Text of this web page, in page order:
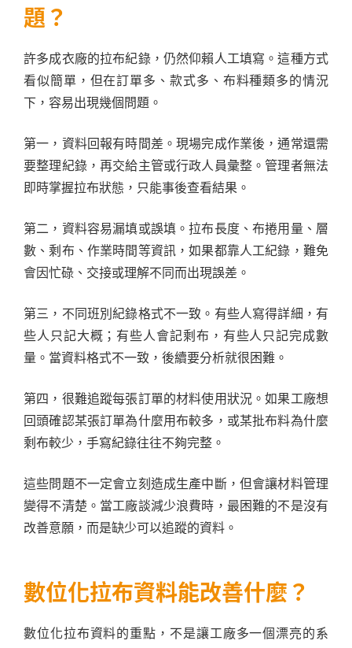
題？
許多成衣廠的拉布紀錄，仍然仰賴人工填寫。這種方式
看似簡單，但在訂單多、款式多、布料種類多的情況
下，容易出現幾個問題。
第一，資料回報有時間差。現場完成作業後，通常還需
要整理紀錄，再交給主管或行政人員彙整。管理者無法
即時掌握拉布狀態，只能事後查看結果。
第二，資料容易漏填或誤填。拉布長度、布捲用量、層
數、剩布、作業時間等資訊，如果都靠人工紀錄，難免
會因忙碌、交接或理解不同而出現誤差。
第三，不同班別紀錄格式不一致。有些人寫得詳細，有
些人只記大概；有些人會記剩布，有些人只記完成數
量。當資料格式不一致，後續要分析就很困難。
第四，很難追蹤每張訂單的材料使用狀況。如果工廠想
回頭確認某張訂單為什麼用布較多，或某批布料為什麼
剩布較少，手寫紀錄往往不夠完整。
這些問題不一定會立刻造成生產中斷，但會讓材料管理
變得不清楚。當工廠談減少浪費時，最困難的不是沒有
改善意願，而是缺少可以追蹤的資料。
數位化拉布資料能改善什麼？
數位化拉布資料的重點，不是讓工廠多一個漂亮的系